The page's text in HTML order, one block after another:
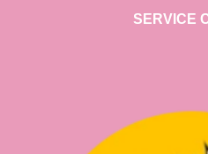
SERVICE